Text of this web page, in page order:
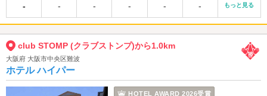
-
-
-
-
-
-
もっと見る
club STOMP (クラブストンプ)から1.0km
大阪府 大阪市中央区難波
ホテル ハイパー
HOTEL AWARD 2026受賞